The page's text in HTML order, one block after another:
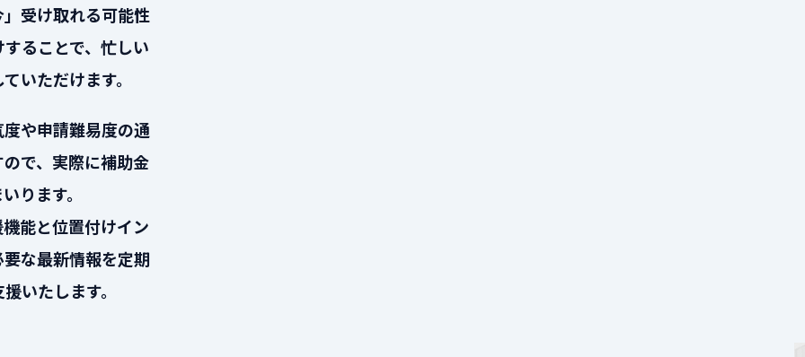
受け取れる可能性
ることで、忙しい
いただけます。
や申請難易度の通
で、実際に補助金
ります。
能と位置付けイン
な最新情報を定期
いたします。